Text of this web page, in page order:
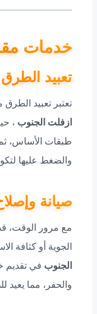
خدمات
تعبيد الطرق
تعتبر تعبيد
ازفلت الجنوب ،
طبقات الأساس،
والضغط عليها
صيانة
مع مرور الوقت،
الجوية أو كثافة
الجنوب في تقديم
والحفر، مما يعيد